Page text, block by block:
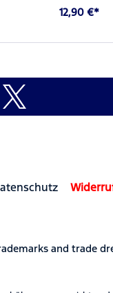
12,90 €*
and trade